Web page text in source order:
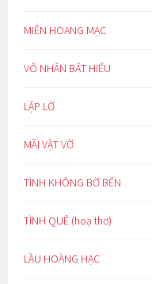
MIỀN HOANG MẠC
VÔ NHÂN BẤT HIẾU
LẬP LỜ
MÃI VẬT VỜ
TÌNH KHÔNG BỜ BẾN
TÌNH QUÊ (hoạ thơ)
LẦU HOÀNG HẠC